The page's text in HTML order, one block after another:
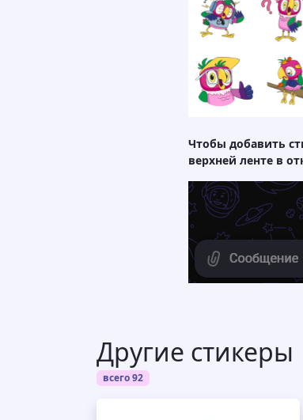
Чтобы добавить
верхней ленте в
Другие стикеры
всего 92